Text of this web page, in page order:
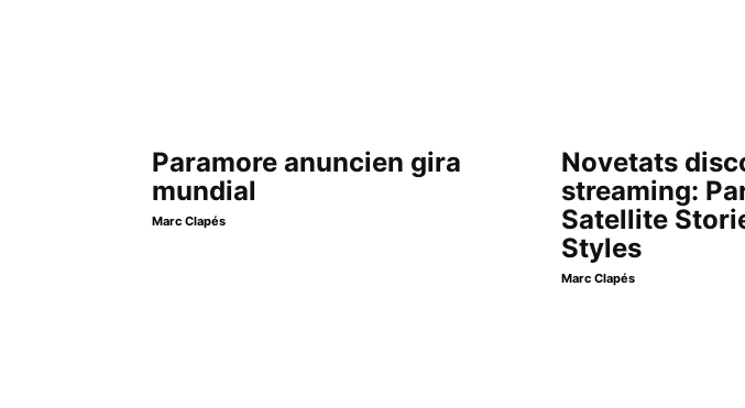
Paramore anuncien gira
mundial
Marc Clapés
Novetats
streaming:
Satellite
Styles
Marc Clapés